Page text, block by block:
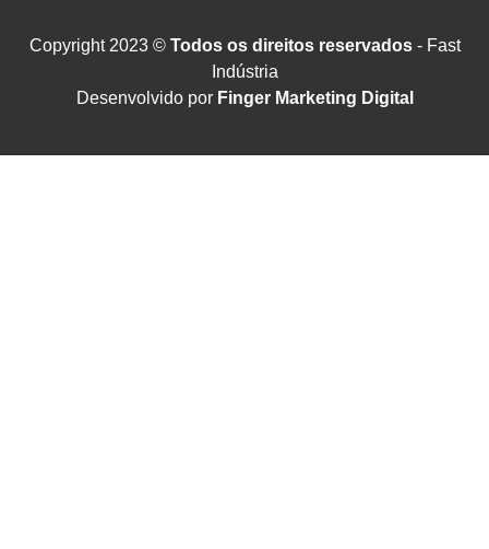
Copyright 2023 ©Todos os direitos reservados- Fast
Indústria
Desenvolvido por Finger Marketing Digital